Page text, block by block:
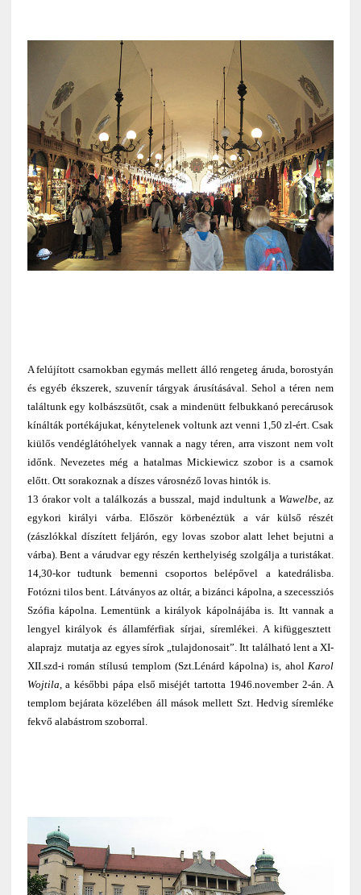
A felújított csarnokban egymás mellett álló rengeteg áruda, borostyán
és egyéb ékszerek, szuvenír tárgyak árusításával. Sehol a téren nem
találtunk egy kolbászsütőt, csak a mindenütt felbukkanó perecárusok
kínálták portékájukat, kénytelenek voltunk azt venni 1,50 zl-ért. Csak
kiülős vendéglátóhelyek vannak a nagy téren, arra viszont nem volt
időnk. Nevezetes még a hatalmas Mickiewicz szobor is a csarnok
előtt. Ott sorakoznak a díszes városnéző lovas hintók is.
13 órakor volt a találkozás a busszal, majd indultunk a Wawelbe, az
egykori királyi várba. Először körbenéztük a vár külső részét
(zászlókkal díszített feljárón, egy lovas szobor alatt lehet bejutni a
várba). Bent a várudvar egy részén kerthelyiség szolgálja a turistákat.
14,30-kor tudtunk bemenni csoportos belépővel a katedrálisba.
Fotózni tilos bent. Látványos az oltár, a bizánci kápolna, a szecessziós
Szófia kápolna. Lementünk a királyok kápolnájába is. Itt vannak a
lengyel királyok és államférfiak sírjai, síremlékei. A kifüggesztett
alaprajz mutatja az egyes sírok „tulajdonosait”. Itt található lent a XI-
XII.szd-i román stílusú templom (Szt.Lénárd kápolna) is, ahol Karol
Wojtila , a későbbi pápa első miséjét tartotta 1946.november 2-án. A
templom bejárata közelében áll mások mellett Szt. Hedvig síremléke
fekvő alabástrom szoborral.